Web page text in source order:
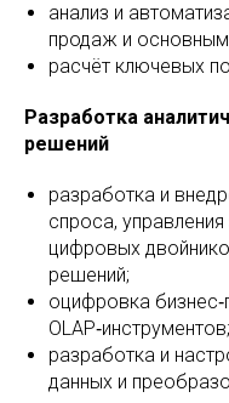
анализ и
продаж и
расчёт ключевых
Разработка
решений
разработка и
спроса,
цифровых
решений;
оцифровка
OLAP‑инструментов;
разработка и
данных и